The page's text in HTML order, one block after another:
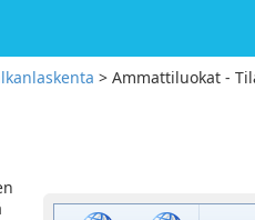
> Ammattiluokat -